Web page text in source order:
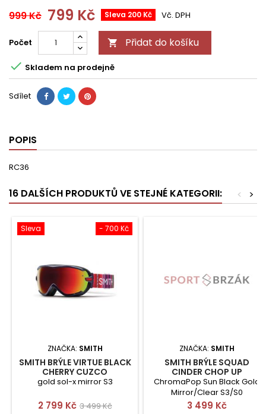
999 Kč 799 Kč Sleva 200 Kč Vč. DPH
Počet  Přidat do košíku
 Skladem na prodejně
Sdílet
POPIS
RC36
16 DALŠÍCH PRODUKTŮ VE STEJNÉ KATEGORII: >
<
- 700 Kč
Sleva
ZNAČKA: SMITH
SMITH BRÝLE VIRTUE BLACK
CHERRY CUZCO
gold sol-x mirror S3
Cena
2 799 Kč Běžná
3 499 Kč
ZNAČKA: SMITH
SMITH BRÝLE SQUAD
CINDER CHOP UP
ChromaPop Sun Black Gold
Mirror/Clear S3/S0
Cena
3 499 Kč